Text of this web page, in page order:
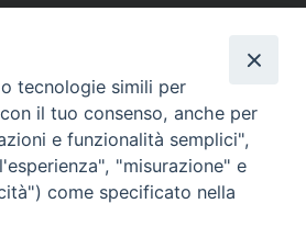
de Manaus
Figlie di S. Paolo Udine
tecnologie simili per
il tuo consenso, anche per
e funzionalità semplici",
"misurazione" e
come specificato nella